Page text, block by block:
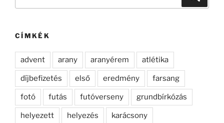
CÍMKÉK
advent arany aranyérem atlétika
díjbefizetés első eredmény farsang
fotó futás futóverseny grundbírkózás
helyezett helyezés karácsony